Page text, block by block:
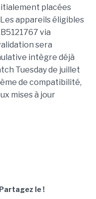
placées
appareils éligibles
via
sera
intègre déjà
Tuesday de juillet
de compatibilité,
mises à jour
Partagez le !